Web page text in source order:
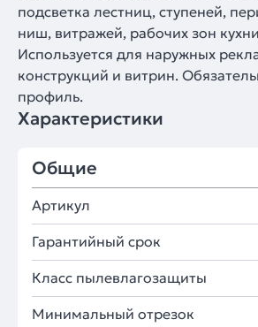
подсветка лестниц, ступеней,
ниш, витражей, рабочих зон
Используется для наружных
конструкций и витрин.
профиль.
Характеристики
Общие
Артикул
Гарантийный срок
Класс пылевлагозащиты
Минимальный отрезок